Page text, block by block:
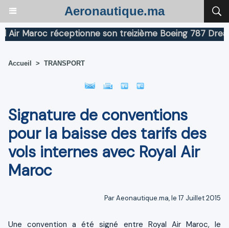
Aeronautique.ma
Maroc réceptionne son treizième Boeing 787
Accueil > TRANSPORT
Signature de conventions
pour la baisse des tarifs des
vols internes avec Royal Air
Maroc
Par Aeonautique.ma, le 17 Juillet 2015
Une convention a été signé entre Royal Air Maroc, le